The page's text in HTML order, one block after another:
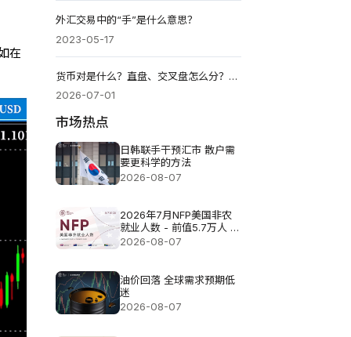
在
外汇交易中的“手”是什么意思？
2023-05-17
货币对是什么？直盘、交叉盘怎么分？外汇交易品种如何选？
2026-07-01
市场热点
日韩联手干预汇市 散户需
要更科学的方法
2026-08-07
2026年7月NFP美国非农
就业人数 - 前值5.7万人 预
测值8.3万
2026-08-07
油价回落 全球需求预期低
迷
2026-08-07